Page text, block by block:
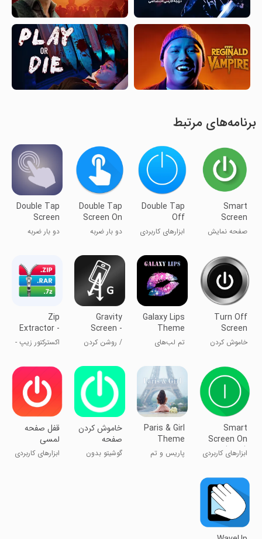
برنامه‌های مرتبط
Smart
Screen
On/Off
صفحه نمایش
Double Tap
Off
ابزارهای کاربردی
Double Tap
Screen On
and Off
دو بار ضربه
خاموش کردن
صفحه
Double Tap
Screen
On/Off
دو بار ضربه
صفحه
Turn Off
Screen
خاموش کردن
Galaxy Lips
Theme
تم لب‌های
Gravity
Screen -
On/Off
/ روشن کردن
نمایش
Zip
Extractor -
UnZIP &
UnRAR
اکسترکتور زیپ -
UnRAR
Smart
Screen On
Off (New)
ابزارهای کاربردی
Paris & Girl
Theme
پاریس و تم
خاموش کردن
صفحه
گوشیتو بدون
قفل صفحه
لمسی
ابزارهای کاربردی